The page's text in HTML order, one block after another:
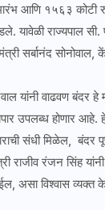
आणि १५६३ कोटी
यावेळी राज्यपाल
सर्बानंद सोनोवाल,
यांनी वाढवण बंदर
उपलब्ध होणार
संधी मिळेल, बंदर
राजीव रंजन सिंह
विश्वास व्यक्त